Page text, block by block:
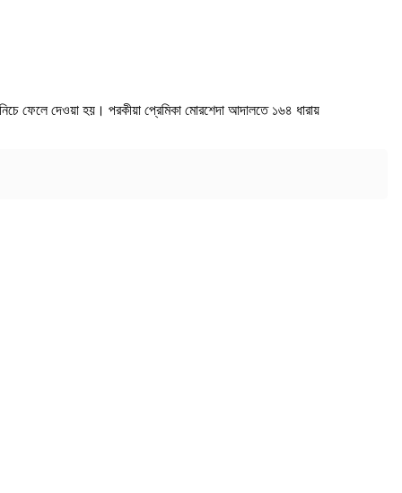
ফেলে দেওয়া হয়। পরকীয়া প্রেমিকা মোরশেদা আদালতে ১৬৪ ধারায়